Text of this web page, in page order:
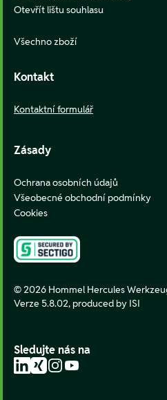
Otevřít lištu souhlasu
Všechno zboží
Kontakt
Kontaktní formulář
Zásady
Ochrana osobních údajů
Všeobecné obchodní podmínky
Cookies
© 2026 Hommel Hercules
Verze 5.8.02, produced by ISI
Sledujte nás na
LinkedIn
XingInstagram
YouTube